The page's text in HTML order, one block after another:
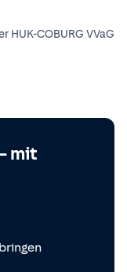
HUK-COBURG VVaG
mit